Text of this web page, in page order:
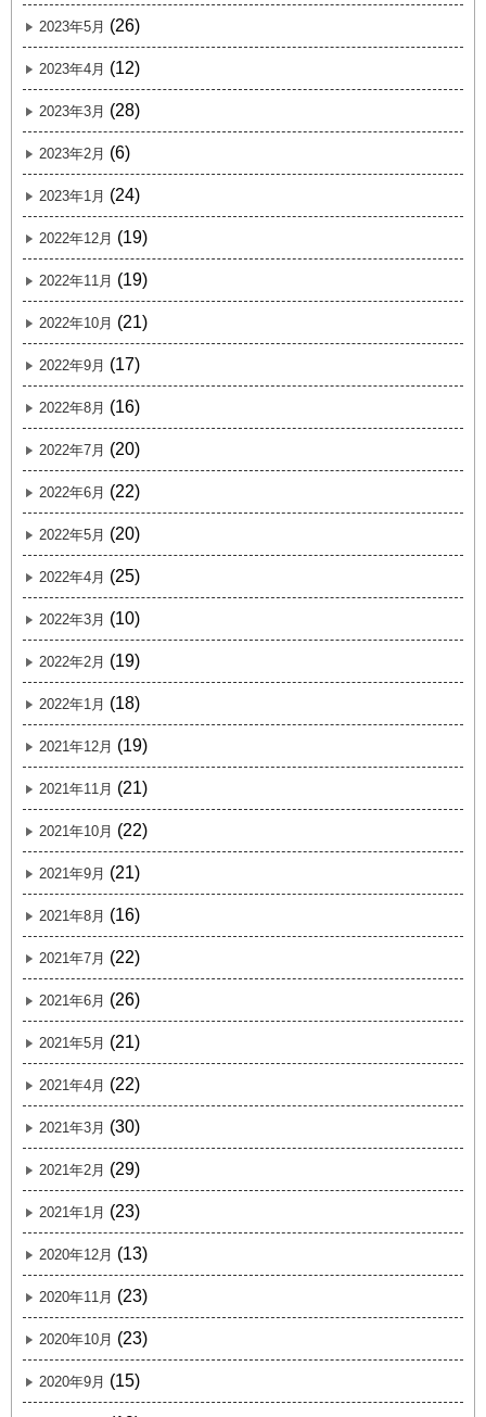
2023年5月 (26)
2023年4月 (12)
2023年3月 (28)
2023年2月 (6)
2023年1月 (24)
2022年12月 (19)
2022年11月 (19)
2022年10月 (21)
2022年9月 (17)
2022年8月 (16)
2022年7月 (20)
2022年6月 (22)
2022年5月 (20)
2022年4月 (25)
2022年3月 (10)
2022年2月 (19)
2022年1月 (18)
2021年12月 (19)
2021年11月 (21)
2021年10月 (22)
2021年9月 (21)
2021年8月 (16)
2021年7月 (22)
2021年6月 (26)
2021年5月 (21)
2021年4月 (22)
2021年3月 (30)
2021年2月 (29)
2021年1月 (23)
2020年12月 (13)
2020年11月 (23)
2020年10月 (23)
2020年9月 (15)